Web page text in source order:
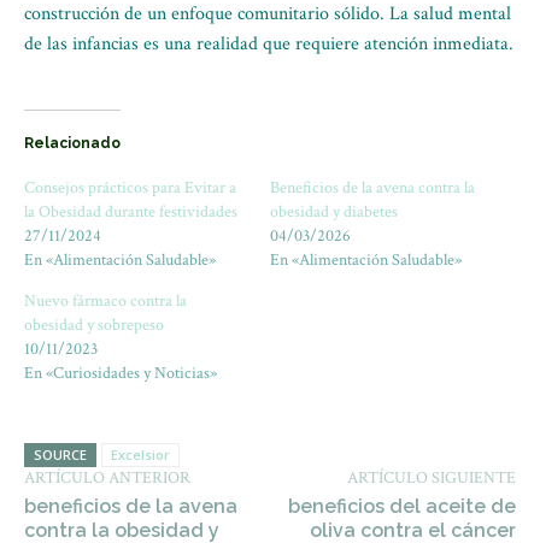
construcción de un enfoque comunitario sólido. La salud mental
de las infancias es una realidad que requiere atención inmediata.
Relacionado
Consejos prácticos para Evitar a
la Obesidad durante festividades
27/11/2024
En «Alimentación Saludable»
Beneficios de la avena contra la
obesidad y diabetes
04/03/2026
En «Alimentación Saludable»
Nuevo fármaco contra la
obesidad y sobrepeso
10/11/2023
En «Curiosidades y Noticias»
SOURCE Excelsior
ARTÍCULO ANTERIOR
beneficios de la avena
contra la obesidad y
ARTÍCULO SIGUIENTE
beneficios del aceite de
oliva contra el cáncer